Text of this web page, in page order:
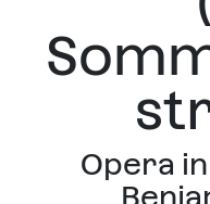
Opera